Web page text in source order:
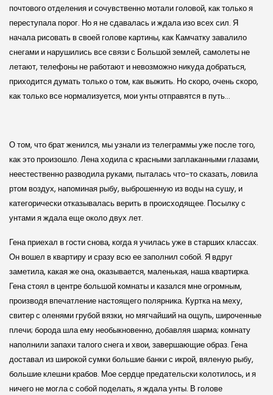
почтового отделения и сочувственно мотали головой, как только я
переступала порог. Но я не сдавалась и ждала изо всех сил. Я
начала рисовать в своей голове картины, как Камчатку завалило
снегами и нарушились все связи с Большой землей, самолеты не
летают, телефоны не работают и невозможно никуда добраться,
приходится думать только о том, как выжить. Но скоро, очень скоро,
как только все нормализуется, мои унты отправятся в путь…
О том, что брат женился, мы узнали из телеграммы уже после того,
как это произошло. Лена ходила с красными заплаканными глазами,
неестественно разводила руками, пыталась что-то сказать, ловила
ртом воздух, напоминая рыбу, выброшенную из воды на сушу, и
категорически отказывалась верить в происходящее. Посылку с
унтами я ждала еще около двух лет.
Гена приехал в гости снова, когда я училась уже в старших классах.
Он вошел в квартиру и сразу всю ее заполнил собой. Я вдруг
заметила, какая же она, оказывается, маленькая, наша квартирка.
Гена стоял в центре большой комнаты и казался мне огромным,
производя впечатление настоящего полярника. Куртка на меху,
свитер с оленями грубой вязки, но мягчайший на ощупь, широченные
плечи; борода шла ему необыкновенно, добавляя шарма; комнату
наполнили запахи талого снега и хвои, завершающие образ. Гена
доставал из широкой сумки большие банки с икрой, вяленую рыбу,
большие клешни крабов. Мое сердце предательски колотилось, и я
ничего не могла с собой поделать, я ждала унты. В голове